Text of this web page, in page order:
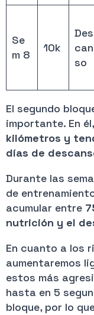
Se
m 8
10k
Des
can
so
El segundo
importante. En él,
kilómetros y
días de
Durante las
de
acumular entre
nutrición y el
En cuanto a los
aumentaremos
estos más
hasta en 5
bloque, por lo